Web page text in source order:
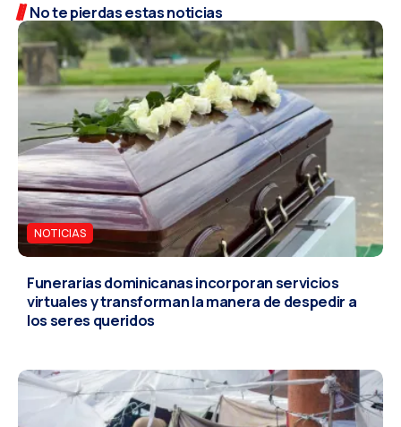
No te pierdas estas noticias
NOTICIAS
Funerarias dominicanas incorporan servicios
virtuales y transforman la manera de despedir a
los seres queridos